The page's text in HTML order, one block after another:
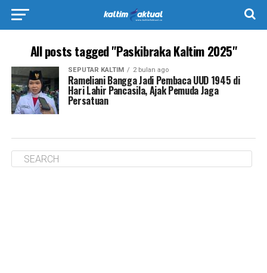
All posts tagged "Paskibraka Kaltim 2025"
SEPUTAR KALTIM 2 bulan ago
Rameliani Bangga Jadi Pembaca UUD 1945 di
Hari Lahir Pancasila, Ajak Pemuda Jaga
Persatuan